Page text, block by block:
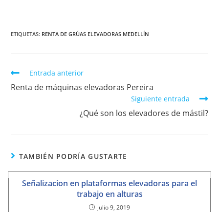
ETIQUETAS: RENTA DE GRÚAS ELEVADORAS MEDELLÍN
Entrada anterior
Renta de máquinas elevadoras Pereira
Siguiente entrada
¿Qué son los elevadores de mástil?
TAMBIÉN PODRÍA GUSTARTE
Señalizacion en plataformas elevadoras para el
trabajo en alturas
julio 9, 2019